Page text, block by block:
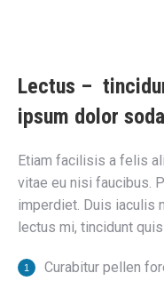
Lectus –
ipsum dolor
Etiam facilisis a felis
vitae eu nisi faucibus.
imperdiet. Duis iaculis
lectus mi, tincidunt
Curabitur pellen